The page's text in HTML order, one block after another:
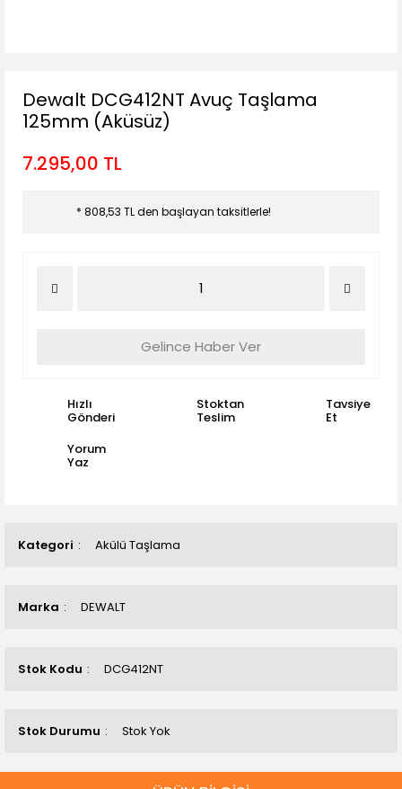
Kategori Akülü Taşlama
Marka DEWALT
Stok Kodu DCG412NT
Stok Durumu Stok Yok
Dewalt DCG412NT Avuç Taşlama
125mm (Aküsüz)
7.295,00 TL
* 808,53 TL den başlayan taksitlerle!
Gelince Haber Ver
Hızlı
Gönderi
Stoktan
Teslim
Tavsiye
Et
Yorum
Yaz